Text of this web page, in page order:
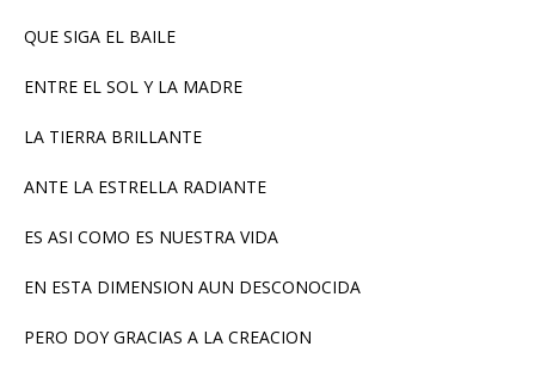
QUE SIGA EL BAILE
ENTRE EL SOL Y LA MADRE
LA TIERRA BRILLANTE
ANTE LA ESTRELLA RADIANTE
ES ASI COMO ES NUESTRA VIDA
EN ESTA DIMENSION AUN DESCONOCIDA
PERO DOY GRACIAS A LA CREACION